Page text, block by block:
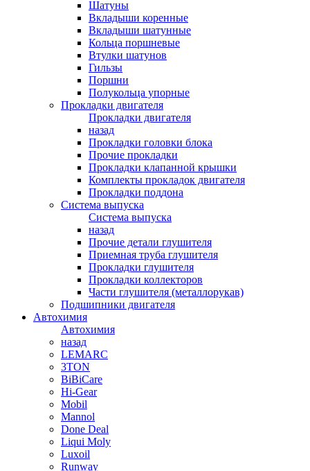
Шатуны
Вкладыши коренные
Вкладыши шатунные
Кольца поршневые
Втулки шатунов
Гильзы
Поршни
Полукольца упорные
Прокладки двигателя
Прокладки двигателя
назад
Прокладки головки блока
Прочие прокладки
Прокладки клапанной крышки
Комплекты прокладок двигателя
Прокладки поддона
Система выпуска
Система выпуска
назад
Прочие детали глушителя
Приемная труба глушителя
Прокладки глушителя
Прокладки коллекторов
Части глушителя (металлорукав)
Подшипники двигателя
Автохимия
Автохимия
назад
LEMARC
3TON
BiBiCare
Hi-Gear
Mobil
Mannol
Done Deal
Liqui Moly
Luxoil
Runway